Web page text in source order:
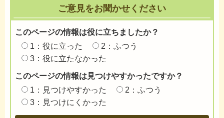
ご意見をお聞かせください
このページの情報は役に立ちましたか？
1：役に立った
2：ふつう
3：役に立たなかった
このページの情報は見つけやすかったですか？
1：見つけやすかった
2：ふつう
3：見つけにくかった